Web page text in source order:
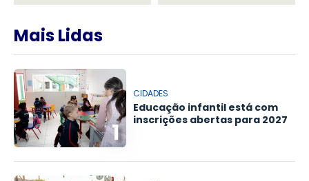
Mais Lidas
1
CIDADES
Educação infantil está com
inscrições abertas para 2027